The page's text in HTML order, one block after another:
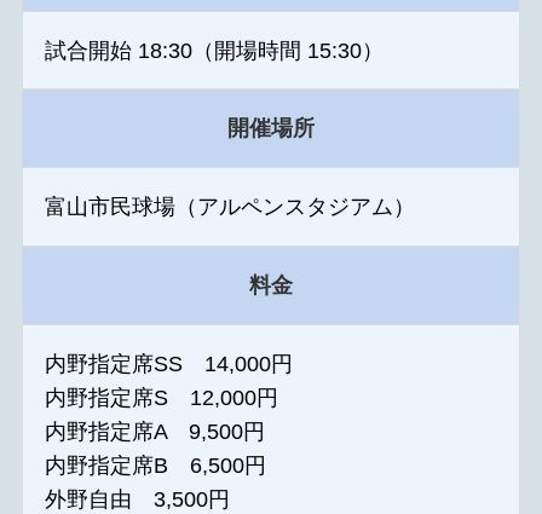
試合開始 18:30（開場時間 15:30）
開催場所
富山市民球場（アルペンスタジアム）
料金
内野指定席SS 14,000円
内野指定席S 12,000円
内野指定席A 9,500円
内野指定席B 6,500円
外野自由 3,500円